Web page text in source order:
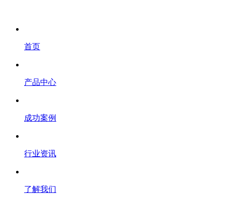
首页
产品中心
成功案例
行业资讯
了解我们